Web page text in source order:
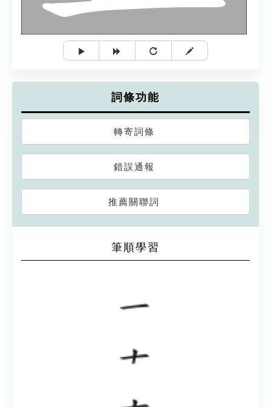
詞條功能
轉寄詞條
錯誤通報
推薦關聯詞
筆順學習